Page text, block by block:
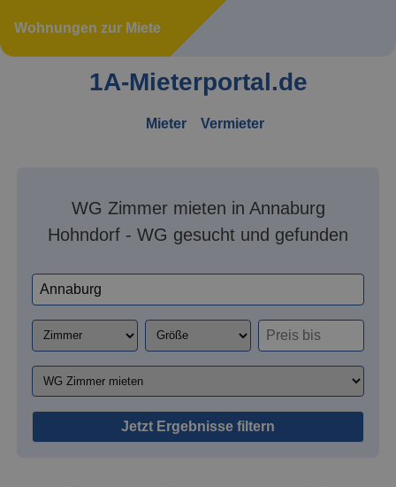
Wohnungen zur Miete
1A-Mieterportal.de
Mieter Vermieter
WG Zimmer mieten in Annaburg
Hohndorf - WG gesucht und gefunden
Jetzt Ergebnisse filtern